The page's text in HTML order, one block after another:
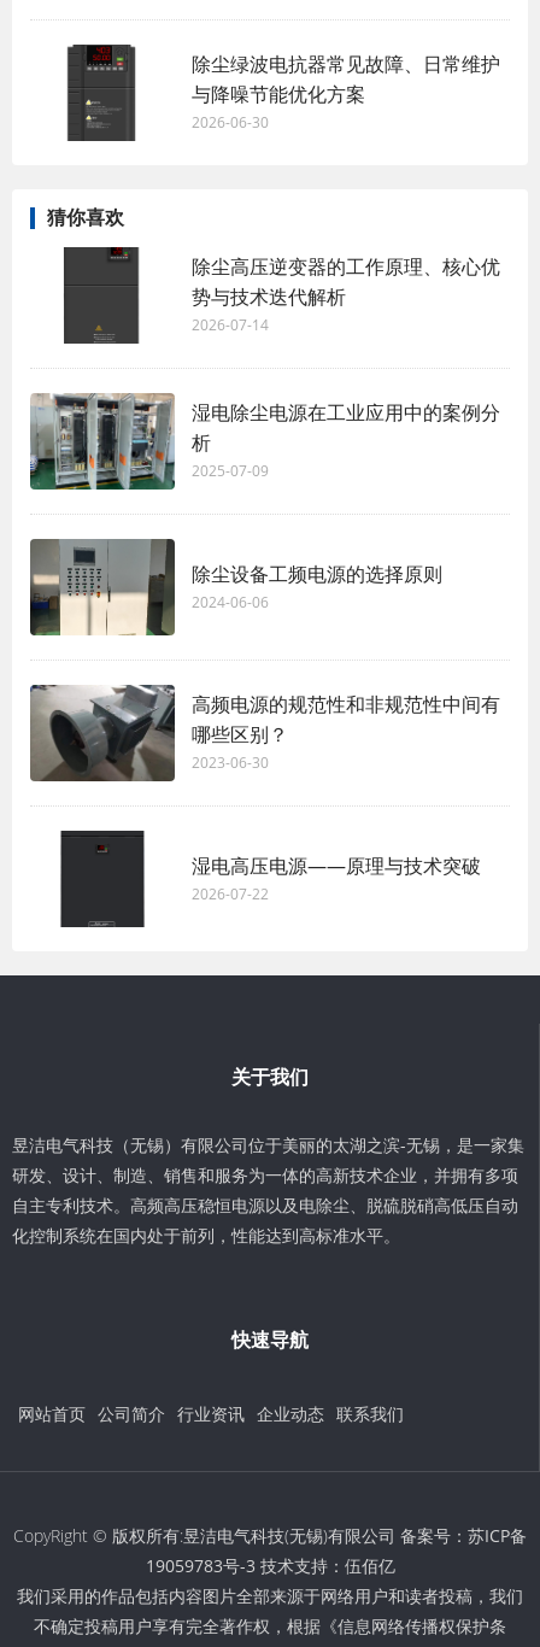
除尘绿波电抗器常见故障、日常维护
与降噪节能优化方案
2026-06-30
猜你喜欢
除尘高压逆变器的工作原理、核心优
势与技术迭代解析
2026-07-14
湿电除尘电源在工业应用中的案例分
析
2025-07-09
除尘设备工频电源的选择原则
2024-06-06
高频电源的规范性和非规范性中间有
哪些区别？
2023-06-30
湿电高压电源——原理与技术突破
2026-07-22
关于我们
昱洁电气科技（无锡）有限公司位于美丽的太湖之滨-无锡，是一家集
研发、设计、制造、销售和服务为一体的高新技术企业，并拥有多项
自主专利技术。高频高压稳恒电源以及电除尘、脱硫脱硝高低压自动
化控制系统在国内处于前列，性能达到高标准水平。
快速导航
网站首页 公司简介 行业资讯 企业动态 联系我们
CopyRight © 版权所有:昱洁电气科技(无锡)有限公司 备案号： 苏ICP备
19059783号-3 技术支持： 伍佰亿
我们采用的作品包括内容图片全部来源于网络用户和读者投稿，我们
不确定投稿用户享有完全著作权，根据《信息网络传播权保护条